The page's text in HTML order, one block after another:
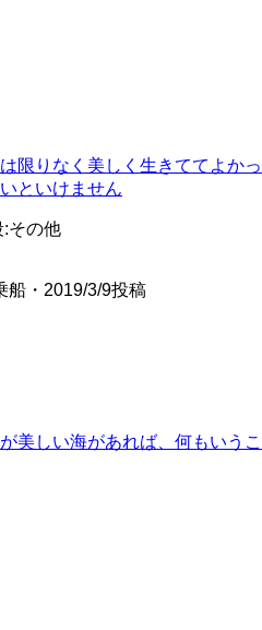
限りなく美しく生きててよかっ
といけません
:その他
船・2019/3/9投稿
美しい海があれば、何もいうこ